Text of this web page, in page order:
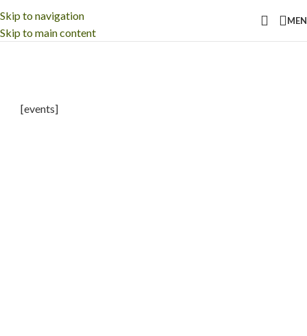
Skip to navigation
Skip to main content
[events]